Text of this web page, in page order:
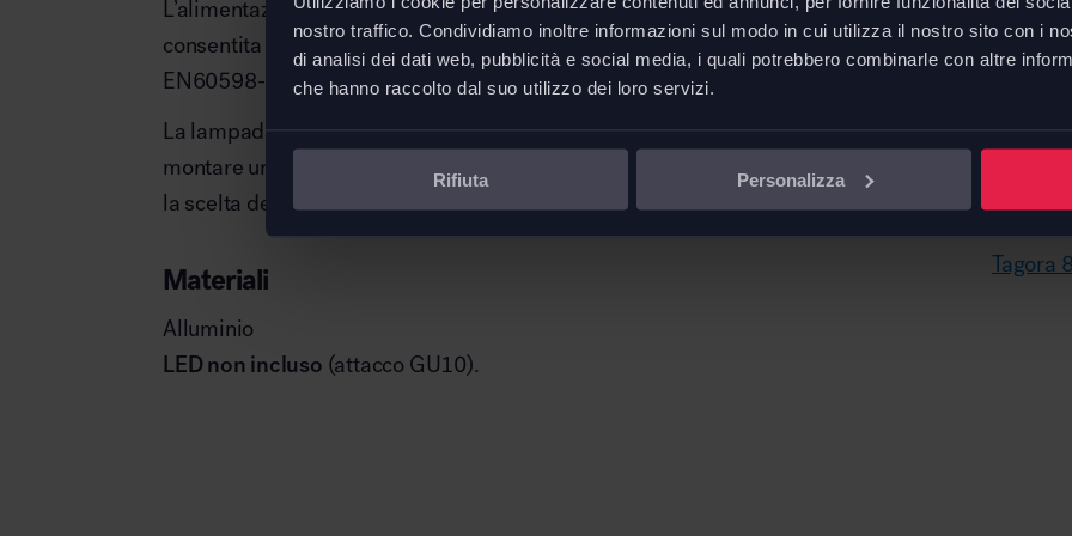
nostro traffico. Condividiamo inoltre informazioni sul modo in cui utilizza il nostro sito con i
di analisi dei dati web, pubblicità e social media, i quali potrebbero combinarle con altre
che hanno raccolto dal suo utilizzo dei loro servizi.
Rifiuta Personalizza
L’alimentazione elettronica 220/240Vac 50/60Hz è integrata, ed è
consentita solo l’installazione a soffitto Conforme alla norma
EN60598-1.
La lampada Tagora 80 non avendo il led integrato, permette di
montare un faretto LED Retrofit (attacco GU10), lasciando all’utente
la scelta della temperatura calore.
Materiali
Alluminio
LED non incluso (attacco GU10).
Tagora
Tagora